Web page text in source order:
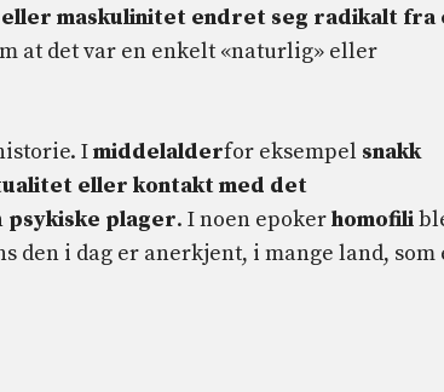
maskulinitet endret seg radikalt fra
at det var en enkelt «naturlig» eller
Imiddelalderfor eksempel snakk
eller kontakt med det
psykiske plager. I noen epokerhomofili
den i dag er anerkjent, i mange land, som